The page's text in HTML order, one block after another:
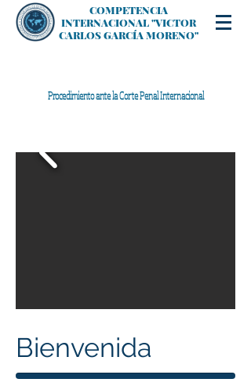
COMPETENCIA
INTERNACIONAL "VICTOR
CARLOS GARCÍA MORENO"
Procedimiento ante la Corte Penal Internacional
Bienvenida